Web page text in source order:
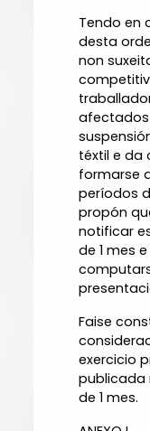
Tendo en
desta
non
afectados
téxtil e da
formarse
períodos
propón
notificar
de 1 mes
Faise
exercicio
publicada
de 1 mes.